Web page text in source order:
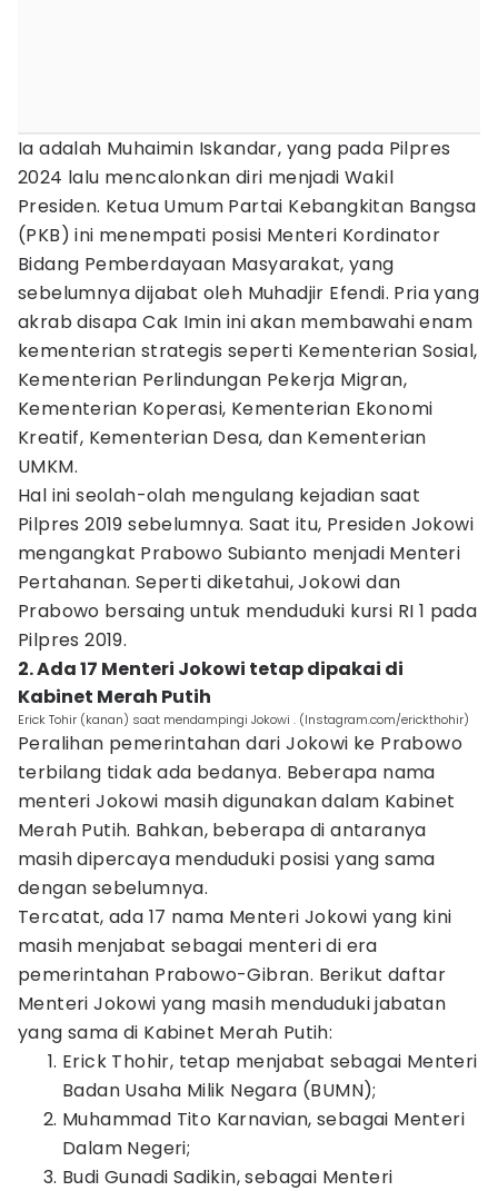
Ia adalah Muhaimin Iskandar, yang pada Pilpres
2024 lalu mencalonkan diri menjadi Wakil
Presiden. Ketua Umum Partai Kebangkitan Bangsa
(PKB) ini menempati posisi Menteri Kordinator
Bidang Pemberdayaan Masyarakat, yang
sebelumnya dijabat oleh Muhadjir Efendi. Pria yang
akrab disapa Cak Imin ini akan membawahi enam
kementerian strategis seperti Kementerian Sosial,
Kementerian Perlindungan Pekerja Migran,
Kementerian Koperasi, Kementerian Ekonomi
Kreatif, Kementerian Desa, dan Kementerian
UMKM.
Hal ini seolah-olah mengulang kejadian saat
Pilpres 2019 sebelumnya. Saat itu, Presiden Jokowi
mengangkat Prabowo Subianto menjadi Menteri
Pertahanan. Seperti diketahui, Jokowi dan
Prabowo bersaing untuk menduduki kursi RI 1 pada
Pilpres 2019.
2. Ada 17 Menteri Jokowi tetap dipakai di
Kabinet Merah Putih
Erick Tohir (kanan) saat mendampingi Jokowi . (Instagram.com/erickthohir)
Peralihan pemerintahan dari Jokowi ke Prabowo
terbilang tidak ada bedanya. Beberapa nama
menteri Jokowi masih digunakan dalam Kabinet
Merah Putih. Bahkan, beberapa di antaranya
masih dipercaya menduduki posisi yang sama
dengan sebelumnya.
Tercatat, ada 17 nama Menteri Jokowi yang kini
masih menjabat sebagai menteri di era
pemerintahan Prabowo-Gibran. Berikut daftar
Menteri Jokowi yang masih menduduki jabatan
yang sama di Kabinet Merah Putih:
Erick Thohir, tetap menjabat sebagai Menteri
Badan Usaha Milik Negara (BUMN);
Muhammad Tito Karnavian, sebagai Menteri
Dalam Negeri;
Budi Gunadi Sadikin, sebagai Menteri